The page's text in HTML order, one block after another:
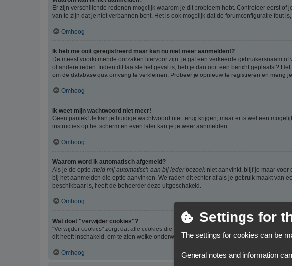
Er zijn verschillende redenen mogelijk waarom je dit probleem hebt. Controleer eerst
van te zijn dat je niet verbannen bent. Het is ook mogelijk dat de forumconfiguratie fout
Omhoog
Ik heb me ooit geregistreerd maar kan nu niet meer aanmelden!?
De meest voorkomende oorzaken hiervoor zijn: je gaf een verkeerde gebruikersnaam
of andere reden. Indien dit laatste het geval is, heb je dan ooit een bericht geplaatst?
om de database qua omvang te verkleinen. Probeer je opnieuw te registreren en meng
Omhoog
Ik weet mijn wachtwoord niet meer!
Geen paniek! Je kan je huidige wachtwoord niet terug krijgen, maar er is wel een
instructies op het scherm en even later kan je je weer aanmelden.
Omhoog
Waarom word ik automatisch afgemeld?
Als je de optie meld mij automatisch aan bij ieder bezoek niet aanvinkt, blijf je maar voor
bij het aanmelden die optie aanvinken. We raden dit echter af als je gebruik maakt van
beschikbaar is, heeft de beheerder deze uitgeschakeld.
Omhoog
Wat doet "verwijder cookies"?
"Verwijder cookies" zorgt dat alle cookies die door phpBB3 zijn aangemaakt, weer
dit heeft inschakeld, om te zien welke onderwerpen je al gelezen hebt.
Omhoog
Settings for
The settings for cookies can be
General notes and information